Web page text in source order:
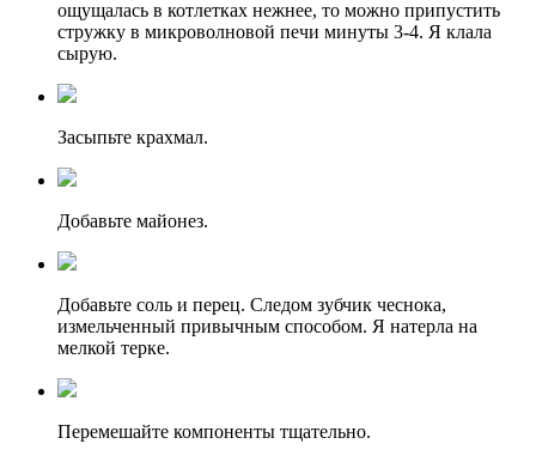
ощущалась в котлетках нежнее, то можно припустить
стружку в микроволновой печи минуты 3-4. Я клала
сырую.
Засыпьте крахмал.
Добавьте майонез.
Добавьте соль и перец. Следом зубчик чеснока,
измельченный привычным способом. Я натерла на
мелкой терке.
Перемешайте компоненты тщательно.